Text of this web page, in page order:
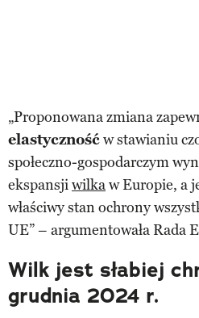
„Proponowana zmiana
elastycznośćw stawianiu
społeczno-gospodarczym
ekspansjiwilkaw Europie, a
właściwy stan ochrony
UE” – argumentowała Rada
Wilk jest słabiej
grudnia 2024 r.